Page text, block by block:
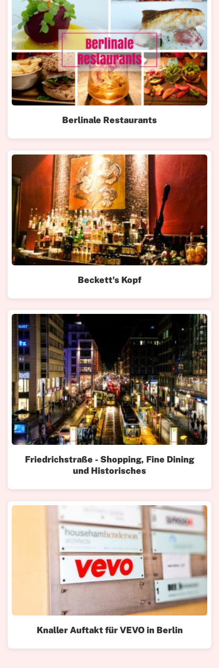
Berlinale Restaurants
Beckett's Kopf
Friedrichstraße - Shopping, Fine Dining
und Historisches
Knaller Auftakt für VEVO in Berlin